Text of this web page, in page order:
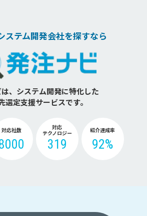
ステム開発会社を探すなら
、システム開発に特化した
選定支援サービスです。
対応社数
対応
テクノロジー
319
紹介達成率
92%